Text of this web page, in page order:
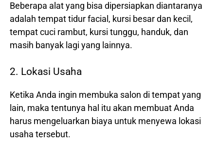
Beberapa alat yang bisa dipersiapkan diantaranya
adalah tempat tidur facial, kursi besar dan kecil,
tempat cuci rambut, kursi tunggu, handuk, dan
masih banyak lagi yang lainnya.
2. Lokasi Usaha
Ketika Anda ingin membuka salon di tempat yang
lain, maka tentunya hal itu akan membuat Anda
harus mengeluarkan biaya untuk menyewa lokasi
usaha tersebut.